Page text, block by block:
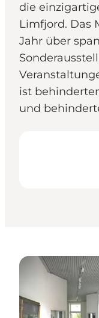
die
Limfjord. Das
Jahr über
ist
und